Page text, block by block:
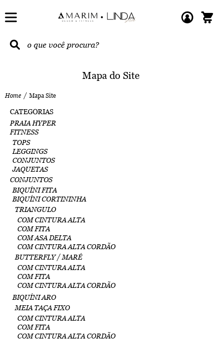
Mapa do Site
Home Mapa Site
CATEGORIAS
PRAIA HYPER
FITNESS
TOPS
LEGGINGS
CONJUNTOS
JAQUETAS
CONJUNTOS
BIQUÍNI FITA
BIQUÍNI CORTININHA
TRIANGULO
COM CINTURA ALTA
COM FITA
COM ASA DELTA
COM CINTURA ALTA CORDÃO
BUTTERFLY / MARÉ
COM CINTURA ALTA
COM FITA
COM CINTURA ALTA CORDÃO
BIQUÍNI ARO
MEIA TAÇA FIXO
COM CINTURA ALTA
COM FITA
COM CINTURA ALTA CORDÃO